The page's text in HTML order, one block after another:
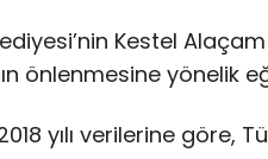
Kestel Alaçam
önlenmesine yönelik
yılı verilerine göre,